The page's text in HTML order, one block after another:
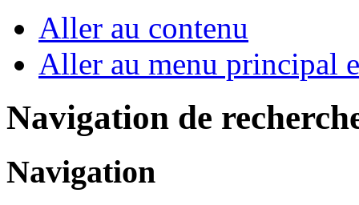
Aller au contenu
Aller au menu principal
Navigation de
Navigation